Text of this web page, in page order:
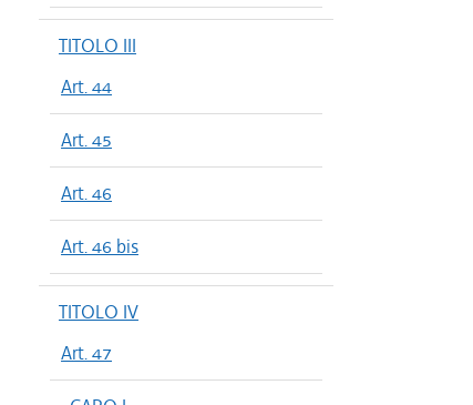
TITOLO III
Art. 44
Art. 45
Art. 46
Art. 46 bis
TITOLO IV
Art. 47